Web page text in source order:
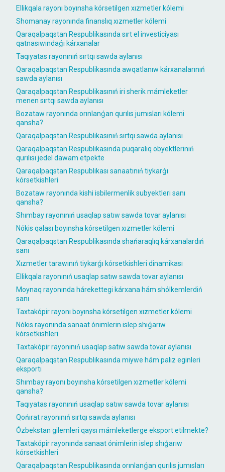
Ellikqala rayonı boyınsha kórsetilgen xızmetler kólemi
Shomanay rayonında finanslıq xızmetler kólemi
Qaraqalpaqstan Respublikasında sırt el investiciyası
qatnasıwındaǵı kárxanalar
Taqıyatas rayonınıń sırtqı sawda aylanısı
Qaraqalpaqstan Respublikasında awqatlanıw kárxanalarınıń
sawda aylanısı
Qaraqalpaqstan Respublikasınıń iri sherik mámleketler
menen sırtqı sawda aylanısı
Bozataw rayonında orınlanǵan qurılıs jumısları kólemi
qansha?
Qaraqalpaqstan Respublikasınıń sırtqı sawda aylanısı
Qaraqalpaqstan Respublikasında puqaralıq obyektleriniń
qurılısı jedel dawam etpekte
Qaraqalpaqstan Respublikası sanaatınıń tiykarǵı
kórsetkishleri
Bozataw rayonında kishi isbilermenlik subyektleri sanı
qansha?
Shımbay rayonınıń usaqlap satıw sawda tovar aylanısı
Nókis qalası boyınsha kórsetilgen xızmetler kólemi
Qaraqalpaqstan Respublikasında shańaraqlıq kárxanalardıń
sanı
Xızmetler tarawınıń tiykarǵı kórsetkishleri dinamikası
Ellikqala rayonınıń usaqlap satıw sawda tovar aylanısı
Moynaq rayonında hárekettegi kárxana hám shólkemlerdiń
sanı
Taxtakópir rayonı boyınsha kórsetilgen xızmetler kólemi
Nókis rayonında sanaat ónimlerin islep shıǵarıw
kórsetkishleri
Taxtakópir rayonınıń usaqlap satıw sawda tovar aylanısı
Qaraqalpaqstan Respublikasında miywe hám palız eginleri
eksportı
Shımbay rayonı boyınsha kórsetilgen xızmetler kólemi
qansha?
Taqıyatas rayonınıń usaqlap satıw sawda tovar aylanısı
Qońırat rayonınıń sırtqı sawda aylanısı
Ózbekstan gilemleri qaysı mámleketlerge eksport etilmekte?
Taxtakópir rayonında sanaat ónimlerin islep shıǵarıw
kórsetkishleri
Qaraqalpaqstan Respublikasında orınlanǵan qurılıs jumısları